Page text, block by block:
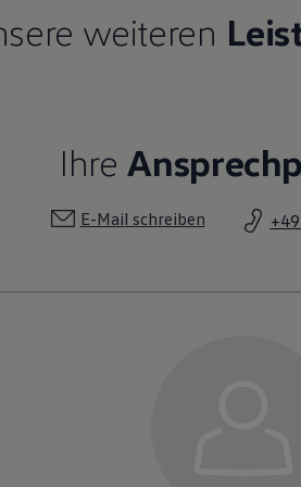
weiteren
Ihre
E-Mail schreiben